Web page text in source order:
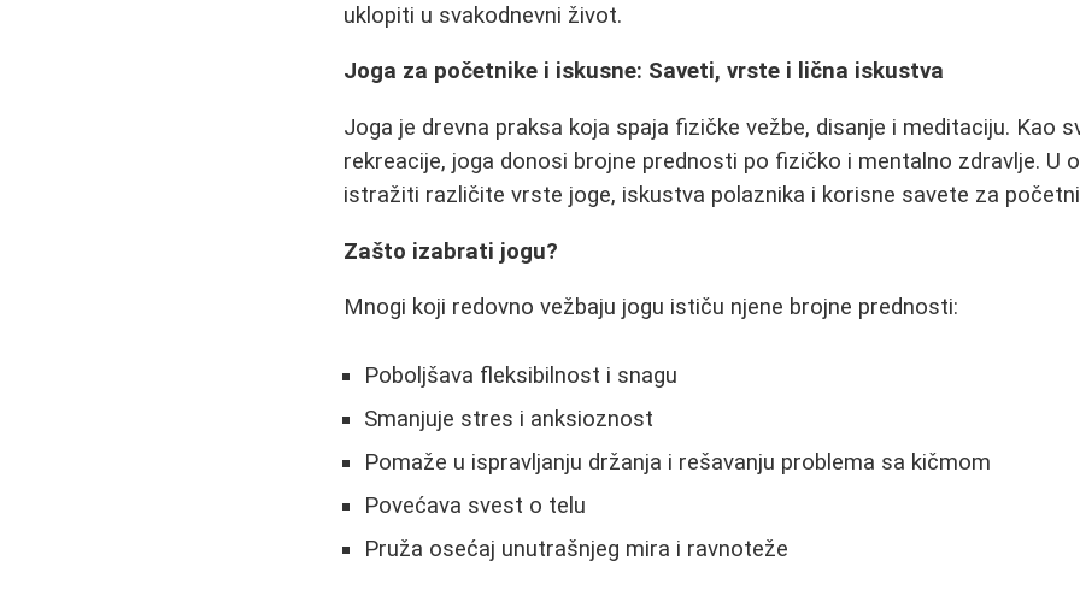
uklopiti u svakodnevni život.
Joga za početnike i iskusne: Saveti, vrste i lična iskustva
Joga je drevna praksa koja spaja fizičke vežbe, disanje i meditaciju. Kao
rekreacije, joga donosi brojne prednosti po fizičko i mentalno zdravlje. U
istražiti različite vrste joge, iskustva polaznika i korisne savete za
Zašto izabrati jogu?
Mnogi koji redovno vežbaju jogu ističu njene brojne prednosti:
Poboljšava fleksibilnost i snagu
Smanjuje stres i anksioznost
Pomaže u ispravljanju držanja i rešavanju problema sa kičmom
Povećava svest o telu
Pruža osećaj unutrašnjeg mira i ravnoteže